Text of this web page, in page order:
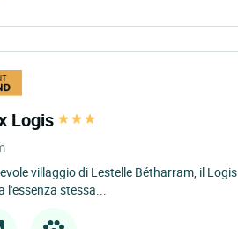
Logis
villaggio di Lestelle Bétharram, il Logis
l'essenza stessa...